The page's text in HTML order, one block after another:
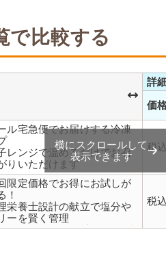
で比較する
詳
価
ル宅急便でお届けする冷凍
レンジで温めるだけでお召
りいただけます
ューの組み合わせは管理栄
お任せ
は通常価格と比べてなんと
！
税
限定価格でお得にお試しが
！
栄養士設計の献立で塩分や
ーを賢く管理
ジで温めるだけ 火を使わず
税
横にスクロールして
表示できます